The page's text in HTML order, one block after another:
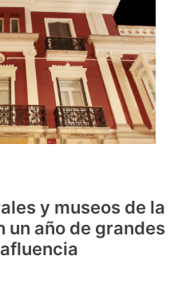
y museos de la
un año de grandes